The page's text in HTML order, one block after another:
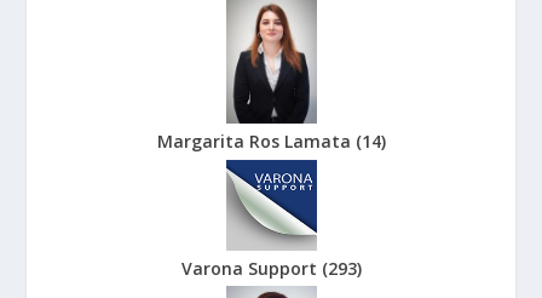
Margarita Ros Lamata (14)
Varona Support (293)